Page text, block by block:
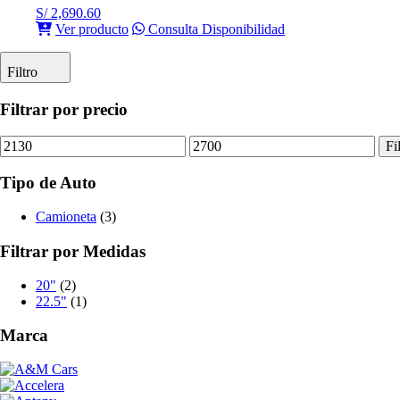
S/2,690.60
Ver producto
Consulta Disponibilidad
Filtro
Filtrar por precio
Precio
mínimo
Precio
máximo
Tipo de Auto
Camioneta (3)
Filtrar por Medidas
20" (2)
22.5" (1)
Marca